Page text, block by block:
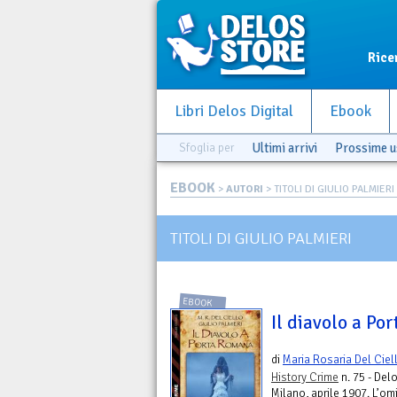
Libri Delos Digital Ebook
Sfoglia per Ultimi arrivi Prossime
EBOOK > AUTORI > TITOLI DI GIULIO PALMIERI
TITOLI DI GIULIO PALMIERI
EBOOK
Il diavolo a
di Maria Rosaria Del
History Crime n. 75 -
Milano, aprile 1907.